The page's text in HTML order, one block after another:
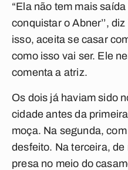
“Ela não tem mais
conquistar o Abner’’,
isso, aceita se casar
como isso vai ser. Ele
comenta a atriz.
Os dois já haviam sido
cidade antes da
moça. Na segunda,
desfeito. Na terceira, de
presa no meio do